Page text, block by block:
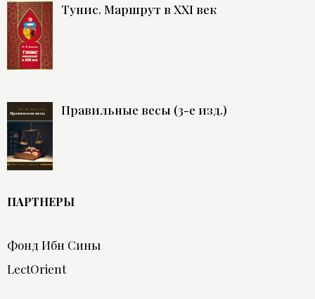
Тунис. Маршрут в XXI век
Правильные весы (3-е изд.)
ПАРТНЕРЫ
Фонд Ибн Сины
LectOrient